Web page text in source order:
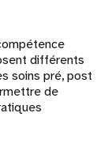
différents
soins pré, post
de